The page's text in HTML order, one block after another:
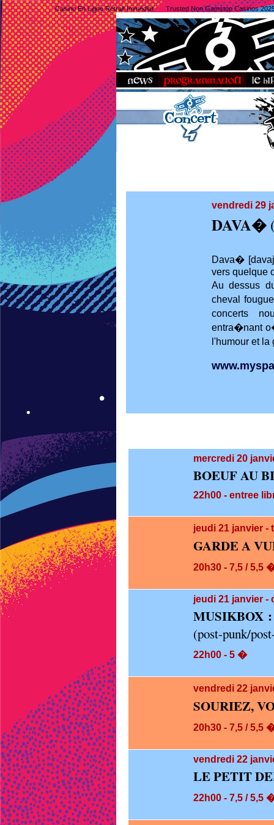
Casino En Ligne Retrait Immédiat Trusted Non Gamstop Casinos
vendredi 29
DAVA�
Dava�
vers quelque
Au dessus
cheval
concerts
entra�nant
l'humour et
mercredi 20
BOEUF AU
22h00 - entree
jeudi 21 janvier
GARDE A
20h30 - 7,5 / 5,5
jeudi 21 janvier -
MUSIKBOX
(post-punk/
22h00 - 5 �
vendredi 22
SOURIEZ,
20h30 - 7,5 / 5,5
vendredi 22
LE PETIT
22h00 - 7,5 / 5,5